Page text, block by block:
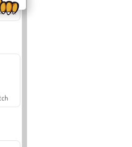
Offroad Crash Climber 4X4